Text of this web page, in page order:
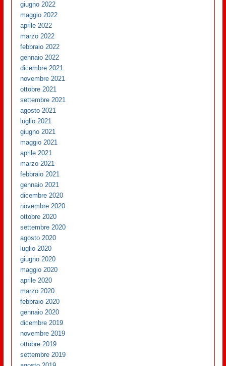
giugno 2022
maggio 2022
aprile 2022
marzo 2022
febbraio 2022
gennaio 2022
dicembre 2021
novembre 2021
ottobre 2021
settembre 2021
agosto 2021
luglio 2021
giugno 2021
maggio 2021
aprile 2021
marzo 2021
febbraio 2021
gennaio 2021
dicembre 2020
novembre 2020
ottobre 2020
settembre 2020
agosto 2020
luglio 2020
giugno 2020
maggio 2020
aprile 2020
marzo 2020
febbraio 2020
gennaio 2020
dicembre 2019
novembre 2019
ottobre 2019
settembre 2019